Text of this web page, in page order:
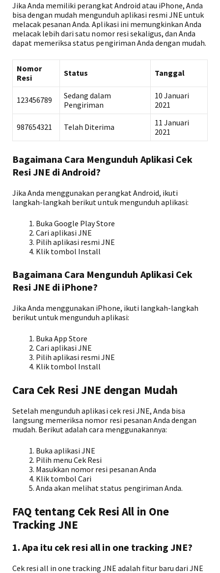
Jika Anda memiliki perangkat Android atau iPhone, Anda
bisa dengan mudah mengunduh aplikasi resmi JNE untuk
melacak pesanan Anda. Aplikasi ini memungkinkan Anda
melacak lebih dari satu nomor resi sekaligus, dan Anda
dapat memeriksa status pengiriman Anda dengan mudah.
Nomor
Resi
Status Tanggal
123456789
Sedang dalam
Pengiriman
10 Januari
2021
987654321 Telah Diterima
11 Januari
2021
Bagaimana Cara Mengunduh Aplikasi Cek
Resi JNE di Android?
Jika Anda menggunakan perangkat Android, ikuti
langkah-langkah berikut untuk mengunduh aplikasi:
Buka Google Play Store
Cari aplikasi JNE
Pilih aplikasi resmi JNE
Klik tombol Install
Bagaimana Cara Mengunduh Aplikasi Cek
Resi JNE di iPhone?
Jika Anda menggunakan iPhone, ikuti langkah-langkah
berikut untuk mengunduh aplikasi:
Buka App Store
Cari aplikasi JNE
Pilih aplikasi resmi JNE
Klik tombol Install
Cara Cek Resi JNE dengan Mudah
Setelah mengunduh aplikasi cek resi JNE, Anda bisa
langsung memeriksa nomor resi pesanan Anda dengan
mudah. Berikut adalah cara menggunakannya:
Buka aplikasi JNE
Pilih menu Cek Resi
Masukkan nomor resi pesanan Anda
Klik tombol Cari
Anda akan melihat status pengiriman Anda.
FAQ tentang Cek Resi All in One
Tracking JNE
1. Apa itu cek resi all in one tracking JNE?
Cek resi all in one tracking JNE adalah fitur baru dari JNE